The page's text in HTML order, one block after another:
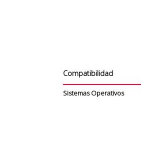
Compatibilidad
Sistemas Operativos